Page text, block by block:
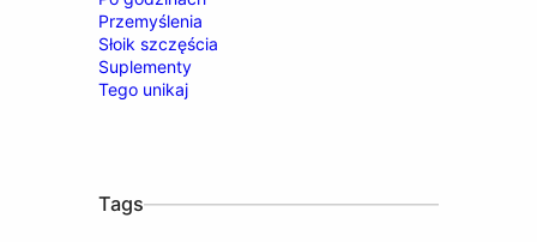
Przemyślenia
Słoik szczęścia
Suplementy
Tego unikaj
Tags